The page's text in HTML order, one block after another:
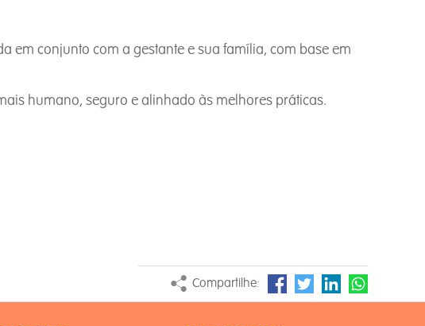
em conjunto com a gestante e sua família, com base em
humano, seguro e alinhado às melhores práticas.
Compartilhe: